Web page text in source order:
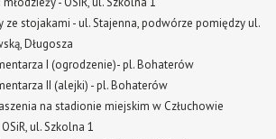
ze stojakami - ul. Stajenna, podwórze pomiędzy ul.
Długosza
I (ogrodzenie)- pl. Bohaterów
II (alejki) - pl. Bohaterów
na stadionie miejskim w Człuchowie
ul. Szkolna 1